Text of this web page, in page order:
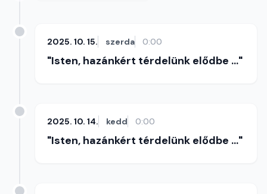
2025. 10. 15. szerda 0:00
"Isten, hazánkért térdelünk elődbe ..."
2025. 10. 14. kedd 0:00
"Isten, hazánkért térdelünk elődbe ..."